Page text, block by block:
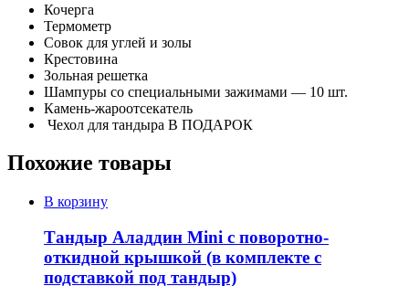
Кочерга
Термометр
Совок для углей и золы
Крестовина
Зольная решетка
Шампуры со специальными зажимами — 10 шт.
Камень-жароотсекатель
Чехол для тандыра В ПОДАРОК
Похожие товары
В корзину
Тандыр Аладдин Mini с поворотно-
откидной крышкой (в комплекте с
подставкой под тандыр)